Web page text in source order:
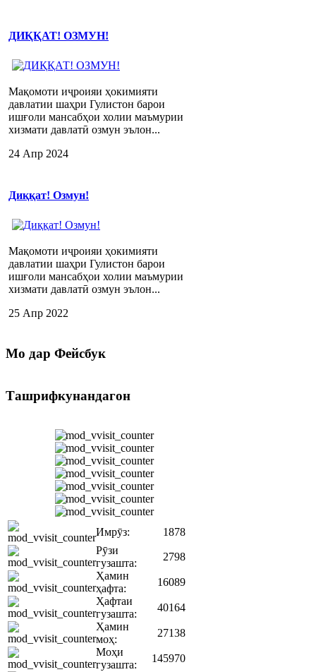
ДИҚҚАТ! ОЗМУН!
Мақомоти иҷроияи ҳокимияти
давлатии шаҳри Гулистон барои
ишғоли мансабҳои холии маъмурии
хизмати давлатӣ озмун эълон...
24 Апр 2024
Диққат! Озмун!
Мақомоти иҷроияи ҳокимияти
давлатии шаҳри Гулистон барои
ишғоли мансабҳои холии маъмурии
хизмати давлатӣ озмун эълон...
25 Апр 2022
Мо дар Фейсбук
Ташрифкунандагон
Имрӯз:
1878
Рӯзи
гузашта:
2798
Ҳамин
ҳафта:
16089
Ҳафтаи
гузашта:
40164
Ҳамин
моҳ:
27138
Моҳи
гузашта:
145970